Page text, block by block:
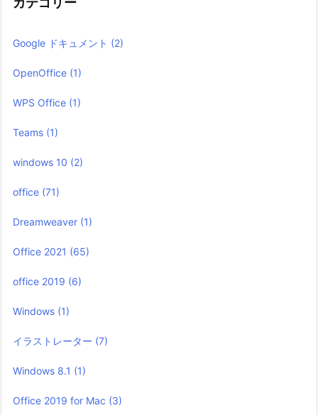
Google ドキュメント (2)
OpenOffice (1)
WPS Office (1)
Teams (1)
windows 10 (2)
office (71)
Dreamweaver (1)
Office 2021 (65)
office 2019 (6)
Windows (1)
イラストレーター (7)
Windows 8.1 (1)
Office 2019 for Mac (3)